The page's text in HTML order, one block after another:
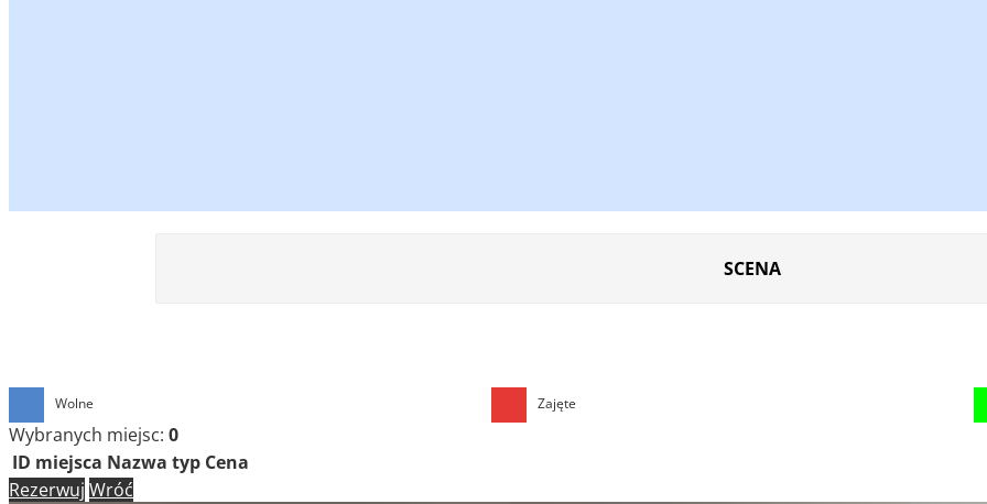
SCENA
Wolne Zajęte
Wybranych miejsc: 0
ID miejsca Nazwa typ Cena
Rezerwuj Wróć